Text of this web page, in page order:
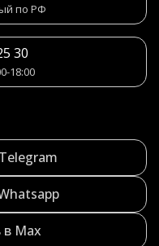
по РФ
30
18:00
в Max